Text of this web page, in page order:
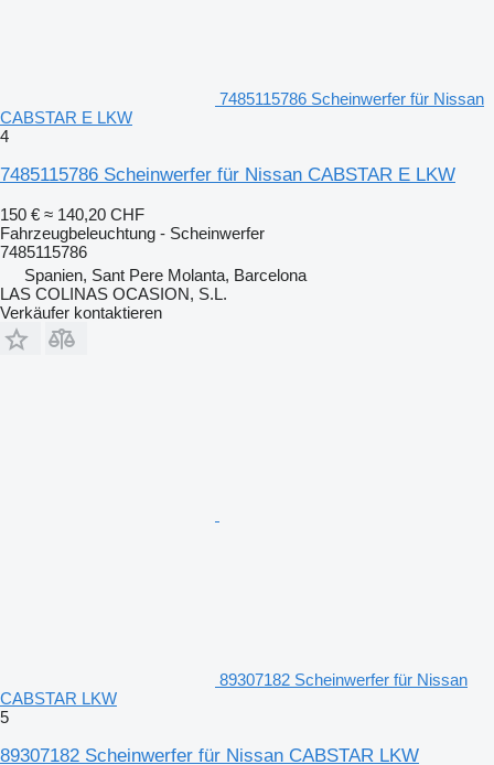
7485115786 Scheinwerfer für Nissan
CABSTAR E LKW
4
7485115786 Scheinwerfer für Nissan CABSTAR E LKW
150 € ≈ 140,20 CHF
Fahrzeugbeleuchtung - Scheinwerfer
7485115786
Spanien, Sant Pere Molanta, Barcelona
LAS COLINAS OCASION, S.L.
Verkäufer kontaktieren
89307182 Scheinwerfer für Nissan
CABSTAR LKW
5
89307182 Scheinwerfer für Nissan CABSTAR LKW